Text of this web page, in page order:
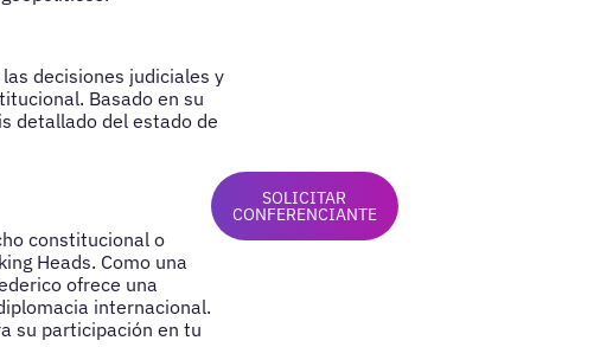
decisiones judiciales y
Basado en su
detallado del estado de
constitucional o
Heads. Como una
ofrece una
internacional.
su participación en tu
SOLICITAR
CONFERENCIANTE